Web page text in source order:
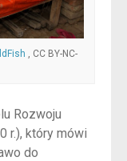
, CC BY-NC-
Rozwoju
r.), który mówi
do